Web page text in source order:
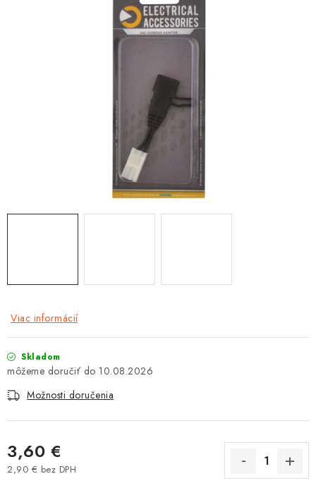
Ochrana osobných údajov
Tabuľky veľkostí odevov, prilieb a obuvi rôznych značiek
Viac informácií
Skladom
10.08.2026
Možnosti doručenia
3,60 €
2,90 € bez DPH